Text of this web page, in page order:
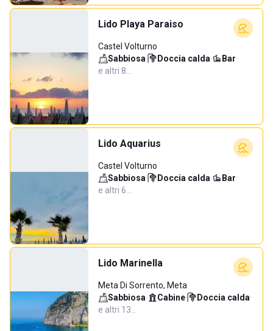
Lido Playa Paraiso
Castel Volturno
Sabbiosa· Doccia calda· Bar·
e altri 8…
Lido Aquarius
Castel Volturno
Sabbiosa· Doccia calda· Bar·
e altri 6…
Lido Marinella
Meta Di Sorrento, Meta
Sabbiosa· Cabine· Doccia calda·
e altri 13…